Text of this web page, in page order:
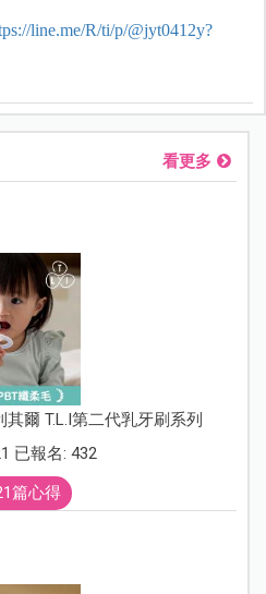
line.me/R/ti/p/@jyt0412y?
看更多
其爾 T.L.I第二代乳牙刷系列
已報名: 432
篇心得